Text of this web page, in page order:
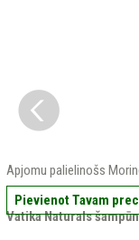
Apjomu palielinošs
Pievienot Tavam
Vatika Naturals